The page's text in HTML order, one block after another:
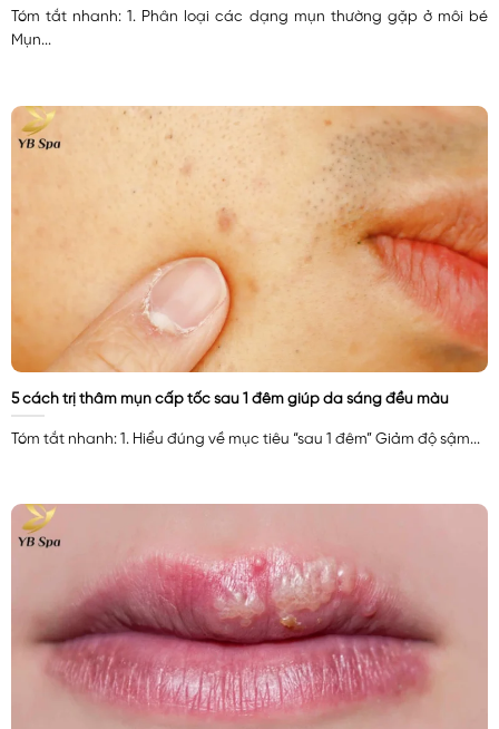
Tóm tắt nhanh: 1. Phân loại các dạng mụn thường gặp ở môi bé
Mụn...
5 cách trị thâm mụn cấp tốc sau 1 đêm giúp da sáng đều màu
Tóm tắt nhanh: 1. Hiểu đúng về mục tiêu “sau 1 đêm” Giảm độ sậm...